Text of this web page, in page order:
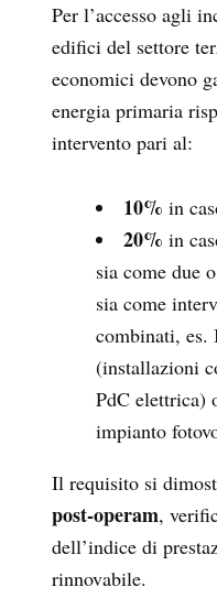
Per l’accesso agli
edifici del settore
economici devono
energia primaria
intervento pari al:
10% in
20% in
sia come due
sia come
combinati,
(installazioni
PdC elettrica)
impianto
Il requisito si
post-operam,
dell’indice di
rinnovabile.